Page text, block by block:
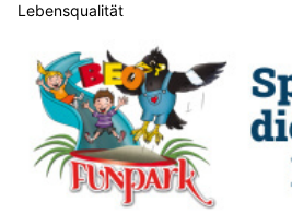
Lebensqualität